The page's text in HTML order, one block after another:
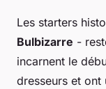
Les starters
Bulbizarre -
incarnent le
dresseurs et ont